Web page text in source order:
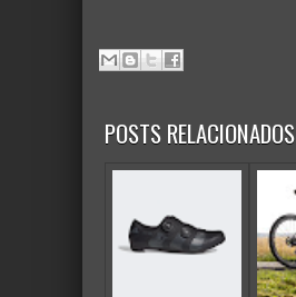
POSTS RELACIONADOS